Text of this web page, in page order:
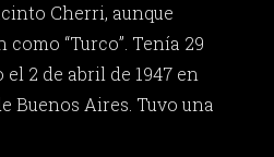
Cherri, aunque
“Turco”. Tenía 29
2 de abril de 1947 en
Buenos Aires. Tuvo una